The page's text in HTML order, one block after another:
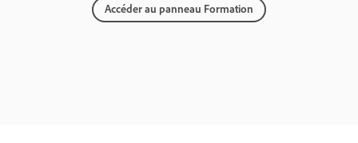
Accéder au panneau Formation